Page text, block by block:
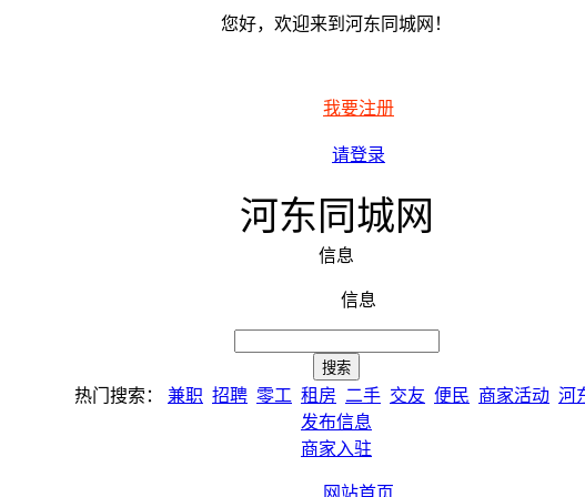
您好，欢迎来到河东同城网！
我要注册
请登录
河东同城网
信息
信息
热门搜索： 兼职 招聘 零工 租房 二手 交友 便民 商家活动 河
发布信息
商家入驻
网站首页